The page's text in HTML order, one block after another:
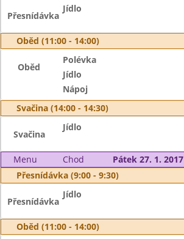
Přesnídávka
Jídlo
Oběd (11:00 - 14:00)
Oběd
Polévka
Jídlo
Nápoj
Svačina (14:00 - 14:30)
Svačina
Jídlo
Menu Chod
Pátek 27. 1. 2017
Přesnídávka (9:00 - 9:30)
Přesnídávka
Jídlo
Oběd (11:00 - 14:00)